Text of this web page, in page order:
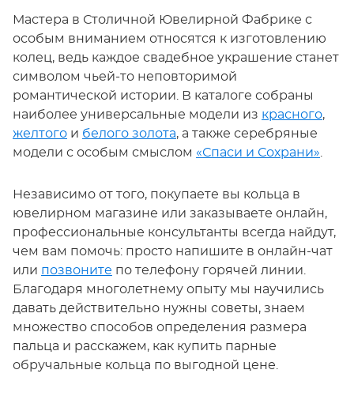
Мастера в Столичной Ювелирной Фабрике с
особым вниманием относятся к изготовлению
колец, ведь каждое свадебное украшение станет
символом чьей-то неповторимой
романтической истории. В каталоге собраны
наиболее универсальные модели из красного,
желтого и белого золота, а также серебряные
модели с особым смыслом «Спаси и Сохрани»
Независимо от того, покупаете вы кольца в
ювелирном магазине или заказываете онлайн,
профессиональные консультанты всегда найдут,
чем вам помочь: просто напишите в онлайн-чат
или позвоните по телефону горячей линии.
Благодаря многолетнему опыту мы научились
давать действительно нужны советы, знаем
множество способов определения размера
пальца и расскажем, как купить парные
обручальные кольца по выгодной цене.